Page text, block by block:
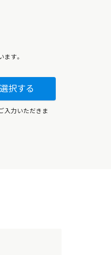
す。
択する
入力いただきま